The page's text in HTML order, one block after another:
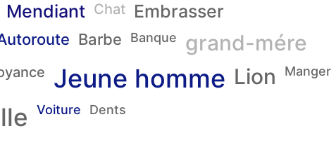
Mendiant Chat Embrasser
Barbe Banque grand-mére
Jeune homme Lion Manger
Voiture Dents